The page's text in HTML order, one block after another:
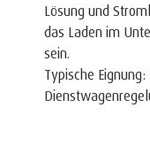
Lösung und
das Laden im
sein.
Typische